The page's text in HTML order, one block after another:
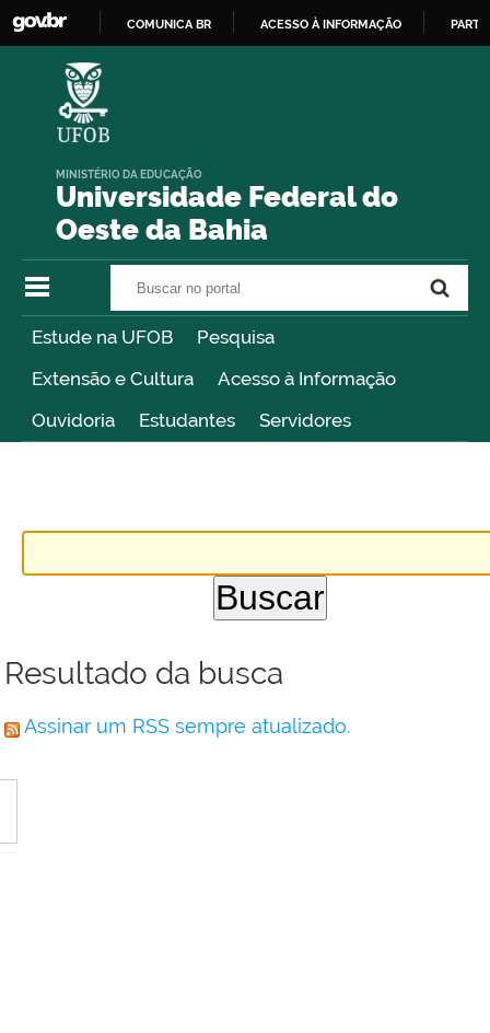
COMUNICA BR ACESSO À INFORMAÇÃO
Universidade Federal do
Oeste da Bahia
MINISTÉRIO DA EDUCAÇÃO
Estude na UFOB
Pesquisa
Extensão e Cultura
Acesso à Informação
Ouvidoria
Estudantes Servidores
Resultado da busca
Assinar um RSS sempre atualizado.